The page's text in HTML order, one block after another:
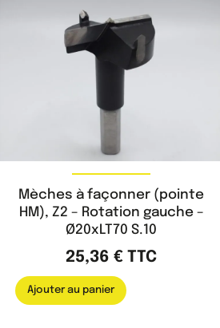
Mèches à façonner (pointe
HM), Z2 – Rotation gauche –
Ø20xLT70 S.10
25,36 € TTC
Ajouter au panier